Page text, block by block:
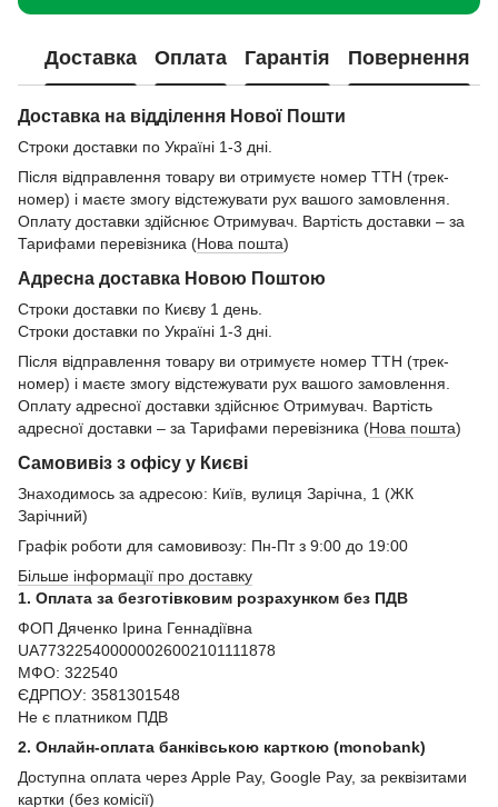
Доставка Оплата Гарантія Повернення
Доставка на відділення Нової Пошти
Строки доставки по Україні 1-3 дні.
Після відправлення товару ви отримуєте номер ТТН (трек-
номер) і маєте змогу відстежувати рух вашого замовлення.
Оплату доставки здійснює Отримувач. Вартість доставки – за
Тарифами перевізника (Нова пошта)
Адресна доставка Новою Поштою
Строки доставки по Києву 1 день.
Строки доставки по Україні 1-3 дні.
Після відправлення товару ви отримуєте номер ТТН (трек-
номер) і маєте змогу відстежувати рух вашого замовлення.
Оплату адресної доставки здійснює Отримувач. Вартість
адресної доставки – за Тарифами перевізника (Нова пошта)
Самовивіз з офісу у Києві
Знаходимось за адресою: Київ, вулиця Зарічна, 1 (ЖК
Зарічний)
Графік роботи для самовивозу: Пн-Пт з 9:00 до 19:00
Більше інформації про доставку
1. Оплата за безготівковим розрахунком без ПДВ
ФОП Дяченко Ірина Геннадіївна
UA773225400000026002101111878
МФО: 322540
ЄДРПОУ: 3581301548
Не є платником ПДВ
2. Онлайн-оплата банківською карткою (monobank)
Доступна оплата через Apple Pay, Google Pay, за реквізитами
картки (без комісії)